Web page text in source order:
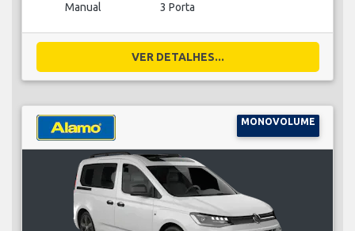
Manual 3 Porta
VER DETALHES...
MONOVOLUME